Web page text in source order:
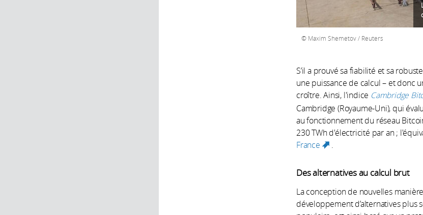
Maxim Shemetov / Reuters
S’il a prouvé sa fiabilité et sa
une puissance de calcul – et donc
croître. Ainsi, l'indice Cambridge
Cambridge (Royaume-Uni), qui
au fonctionnement du réseau
230 TWh d'électricité par an ;
France
Des alternatives au calcul brut
La conception de nouvelles
développement d’alternatives plus